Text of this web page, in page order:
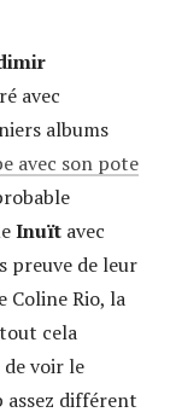
avec
albums
avec son pote
Inuït avec
preuve de leur
Coline Rio, la
cela
voir le
assez différent